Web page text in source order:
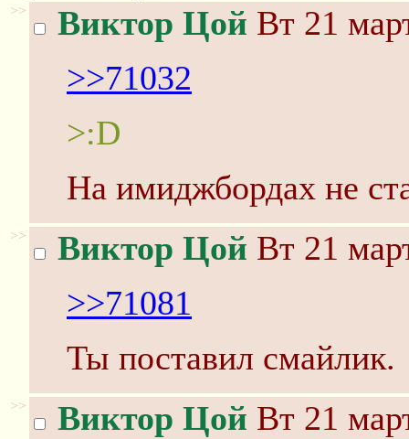
>> Виктор Цой Вт 21
>>71032
>:D
На имиджбордах не
>> Виктор Цой Вт 21
>>71081
Ты поставил смайлик.
>> Виктор Цой Вт 21